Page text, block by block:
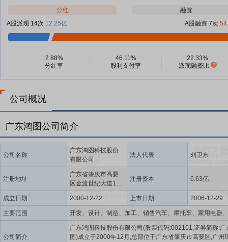
分红
融资
A股派现 14次 12.25亿 A股融资 7次
2.88%
分红率
46.11%
股利支付率
22.33%
派现融资比
公司概况
广东鸿图公司简介
公司名称
广东鸿图科技股份
有限公司
法人代表 刘卫东
注册地址
广东省肇庆市高要
区金渡世纪大道168
号
注册资本 6.63亿
成立日期 2000-12-22 上市日期 2006-12-29
主要范围
公司简介
广东鸿图科技股份有限公司(股票代码:002101,证券简称:广
图)成立于2000年12月,总部位于广东省肇庆市高要区,广州